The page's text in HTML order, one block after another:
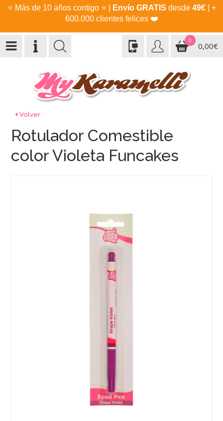
⭐ Más de 10 años contigo ⭐ Envío GRATIS desde 49€| +
600.000 clientes felices ❤️
0
0,00€
Volver
Rotulador Comestible
color Violeta Funcakes